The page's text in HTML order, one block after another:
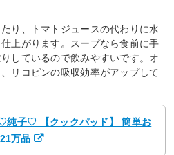
り、トマトジュースの代わりに水
上がります。スープなら食前に手
しているので飲みやすいです。オ
リコピンの吸収効率がアップして
純子♡ 【クックパッド】 簡単お
万品